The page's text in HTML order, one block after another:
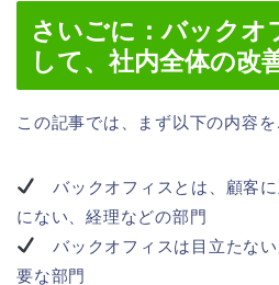
さいごに：バックオ
して、社内全体の改
この記事では、まず以下の内容を
バックオフィスとは、顧客
にない、経理などの部門
バックオフィスは目立たな
要な部門